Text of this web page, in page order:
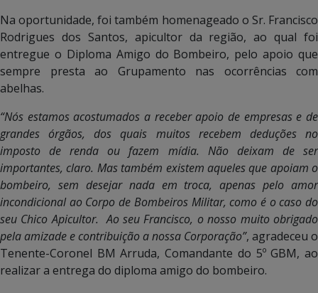
Na oportunidade, foi também homenageado o Sr. Francisco
Rodrigues dos Santos, apicultor da região, ao qual foi
entregue o Diploma Amigo do Bombeiro, pelo apoio que
sempre presta ao Grupamento nas ocorrências com
abelhas.
“Nós estamos acostumados a receber apoio de empresas e de
grandes órgãos, dos quais muitos recebem deduções no
imposto de renda ou fazem mídia. Não deixam de ser
importantes, claro. Mas também existem aqueles que apoiam o
bombeiro, sem desejar nada em troca, apenas pelo amor
incondicional ao Corpo de Bombeiros Militar, como é o caso do
seu Chico Apicultor. Ao seu Francisco, o nosso muito obrigado
pela amizade e contribuição a nossa Corporação”, agradeceu o
Tenente-Coronel BM Arruda, Comandante do 5º GBM, ao
realizar a entrega do diploma amigo do bombeiro.